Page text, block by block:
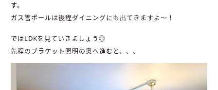
す。
ガス管ポールは後程ダイニングにも出てきますよ～！
ではLDKを見ていきましょう◎
先程のブラケット照明の奥へ進むと、、、